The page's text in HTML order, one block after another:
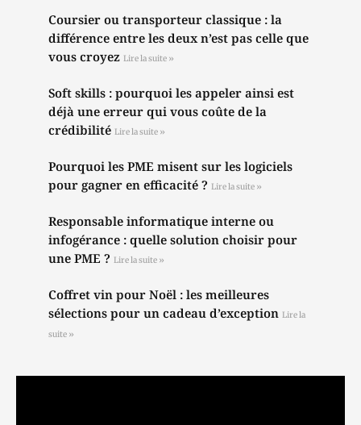
Coursier ou transporteur classique : la
différence entre les deux n’est pas celle que
vous croyez Lire la suite »
Soft skills : pourquoi les appeler ainsi est
déjà une erreur qui vous coûte de la
crédibilité Lire la suite »
Pourquoi les PME misent sur les logiciels
pour gagner en efficacité ? Lire la suite »
Responsable informatique interne ou
infogérance : quelle solution choisir pour
une PME ? Lire la suite »
Coffret vin pour Noël : les meilleures
sélections pour un cadeau d’exception Lire la
suite »